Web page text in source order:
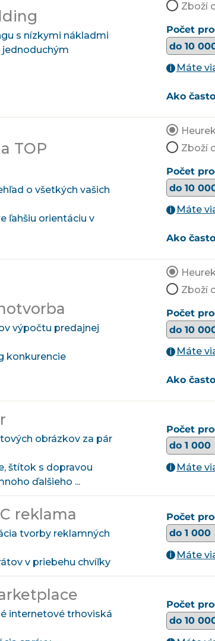
s nízkymi nákladmi
jednoduchým
Zboží
Počet
i Máte
Ako
TOP
o všetkých vašich
ľahšiu orientáciu v
Zboží
Počet
i Máte
Ako
výpočtu predajnej
konkurencie
Zboží
Počet
i Máte
Ako
obrázkov za pár
štítok s dopravou
ďalšieho ...
Počet
i Máte
reklama
tvorby reklamných
v priebehu chvíľky
Počet
i Máte
internetové trhoviská
Počet